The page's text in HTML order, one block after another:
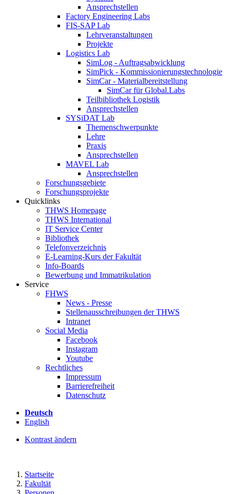
Ansprechstellen
Factory Engineering Labs
FIS-SAP Lab
Lehrveranstaltungen
Projekte
Logistics Lab
SimLog - Auftragsabwicklung
SimPick - Kommissionierungstechnologie
SimCar - Materialbereitstellung
SimCar für Global.Labs
Teilbibliothek Logistik
Ansprechstellen
SYSiDAT Lab
Themenschwerpunkte
Lehre
Praxis
Ansprechstellen
MAVEL Lab
Ansprechstellen
Forschungsgebiete
Forschungsprojekte
Quicklinks
THWS Homepage
THWS International
IT Service Center
Bibliothek
Telefonverzeichnis
E-Learning-Kurs der Fakultät
Info-Boards
Bewerbung und Immatrikulation
Service
FHWS
News - Presse
Stellenausschreibungen der THWS
Intranet
Social Media
Facebook
Instagram
Youtube
Rechtliches
Impressum
Barrierefreiheit
Datenschutz
Deutsch
English
Kontrast ändern
Startseite
Fakultät